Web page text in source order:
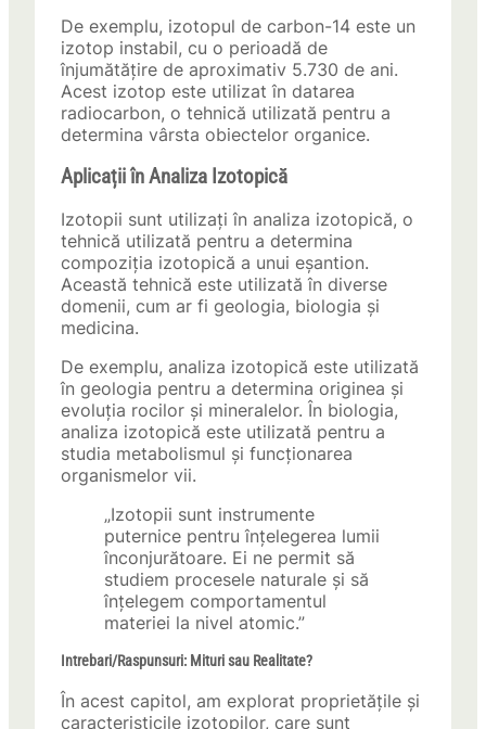
De exemplu, izotopul de carbon-14 este un
izotop instabil, cu o perioadă de
înjumătățire de aproximativ 5.730 de ani.
Acest izotop este utilizat în datarea
radiocarbon, o tehnică utilizată pentru a
determina vârsta obiectelor organice.
Aplicații în Analiza Izotopică
Izotopii sunt utilizați în analiza izotopică, o
tehnică utilizată pentru a determina
compoziția izotopică a unui eșantion.
Această tehnică este utilizată în diverse
domenii, cum ar fi geologia, biologia și
medicina.
De exemplu, analiza izotopică este utilizată
în geologia pentru a determina originea și
evoluția rocilor și mineralelor. În biologia,
analiza izotopică este utilizată pentru a
studia metabolismul și funcționarea
organismelor vii.
„Izotopii sunt instrumente
puternice pentru înțelegerea lumii
înconjurătoare. Ei ne permit să
studiem procesele naturale și să
înțelegem comportamentul
materiei la nivel atomic.”
Intrebari/Raspunsuri: Mituri sau Realitate?
În acest capitol, am explorat proprietățile și
caracteristicile izotopilor, care sunt